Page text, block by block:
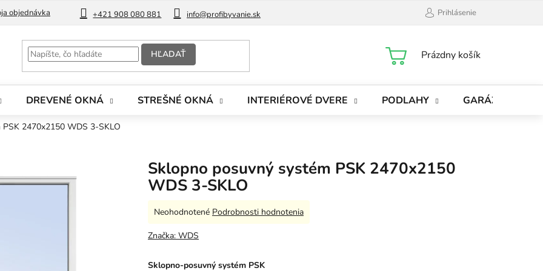
+421 908 080 881 info@profibyvanie.sk
objednávka Blog Prihlásenie
HĽADAŤ
NÁKUPNÝ
Prázdny košík
DREVENÉ OKNÁ STREŠNÉ OKNÁ INTERIÉROVÉ DVERE PODLAHY GARÁŽOVÉ
2470x2150 WDS 3-SKLO
Sklopno posuvný systém PSK 2470x2150
WDS 3-SKLO
Sklopno-posuvný systém PSK
Priemerné
produktu
Neohodnotené Podrobnosti hodnotenia
Značka: WDS